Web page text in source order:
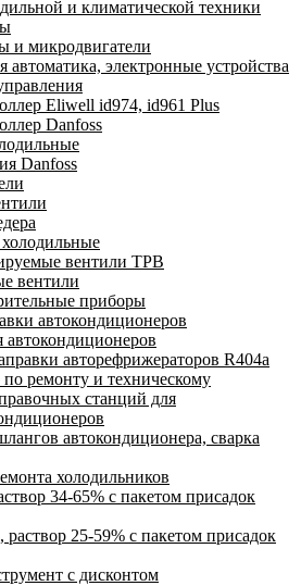
и климатической техники
и микродвигатели
автоматика, электронные устройства
Eliwell id974, id961 Plus
Danfoss
Danfoss
вентили ТРВ
вентили
приборы
автокондиционеров
автокондиционеров
авторефрижераторов R404a
ремонту и техническому
станций для
автокондиционера, сварка
холодильников
34-65% с пакетом присадок
25-59% с пакетом присадок
с дисконтом